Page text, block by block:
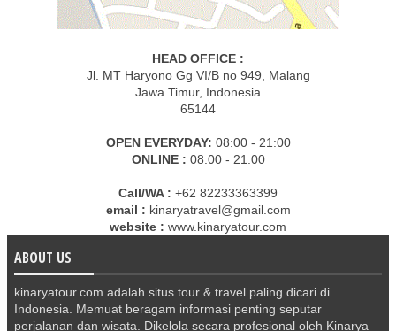
HEAD OFFICE :
Jl. MT Haryono Gg VI/B no 949, Malang
Jawa Timur, Indonesia
65144
OPEN EVERYDAY: 08:00 - 21:00
ONLINE : 08:00 - 21:00
Call/WA : +62 82233363399
email : kinaryatravel@gmail.com
website : www.kinaryatour.com
ABOUT US
kinaryatour.com adalah situs tour & travel paling dicari di
Indonesia. Memuat beragam informasi penting seputar
perjalanan dan wisata. Dikelola secara profesional oleh Kinarya